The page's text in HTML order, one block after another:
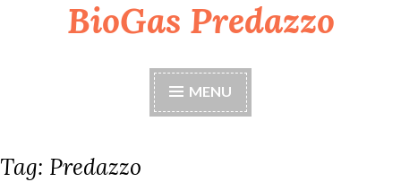
BioGas Predazzo
MENU
Tag: Predazzo